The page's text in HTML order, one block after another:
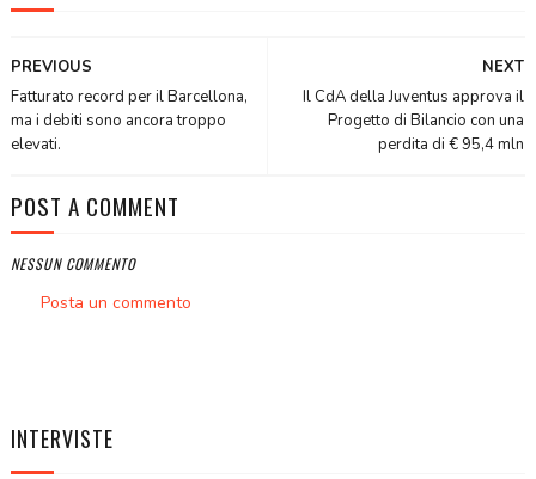
NEXT
Il CdA della Juventus approva il
Progetto di Bilancio con una
perdita di € 95,4 mln
PREVIOUS
Fatturato record per il Barcellona,
ma i debiti sono ancora troppo
elevati.
POST A COMMENT
NESSUN COMMENTO
Posta un commento
INTERVISTE